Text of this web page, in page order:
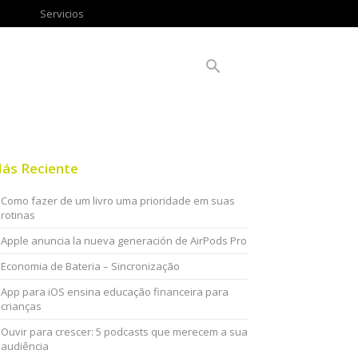
Servicios
Reciente
Como fazer de um livro uma prioridade em suas
rotinas
Apple anuncia la nueva generación de AirPods Pro
Economia de Bateria – Sincronização
App para iOS ensina educação financeira para
crianças
Ouvir para crescer: 5 podcasts que merecem a sua
audiência